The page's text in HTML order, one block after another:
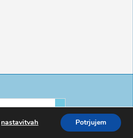
nastavitvah Potrjujem